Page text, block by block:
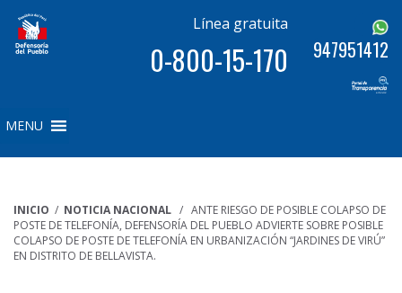
Línea gratuita
0-800-15-170 947951412
MENU
INICIO / NOTICIA NACIONAL / ANTE RIESGO DE POSIBLE COLAPSO DE
POSTE DE TELEFONÍA, DEFENSORÍA DEL PUEBLO ADVIERTE SOBRE POSIBLE
COLAPSO DE POSTE DE TELEFONÍA EN URBANIZACIÓN “JARDINES DE VIRÚ”
EN DISTRITO DE BELLAVISTA.